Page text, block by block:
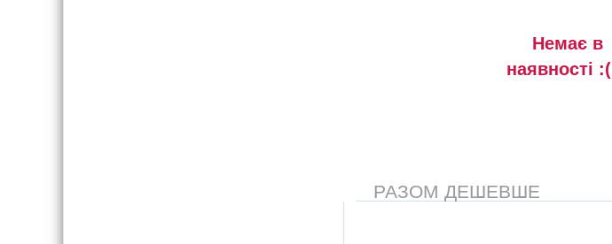
Немає в
наявностi :(
РАЗОМ ДЕШЕВШЕ